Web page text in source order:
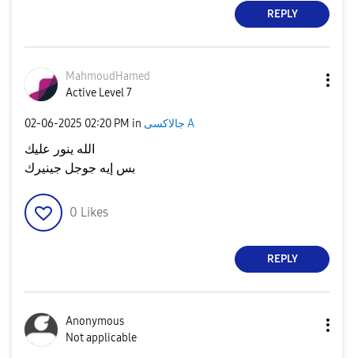
REPLY
MahmoudHamed
Active Level 7
‎02-06-2025 02:20 PM in جالاكسى A
الله ينور عليك
بس إيه جوجل جينيرك
0 Likes
REPLY
Anonymous
Not applicable